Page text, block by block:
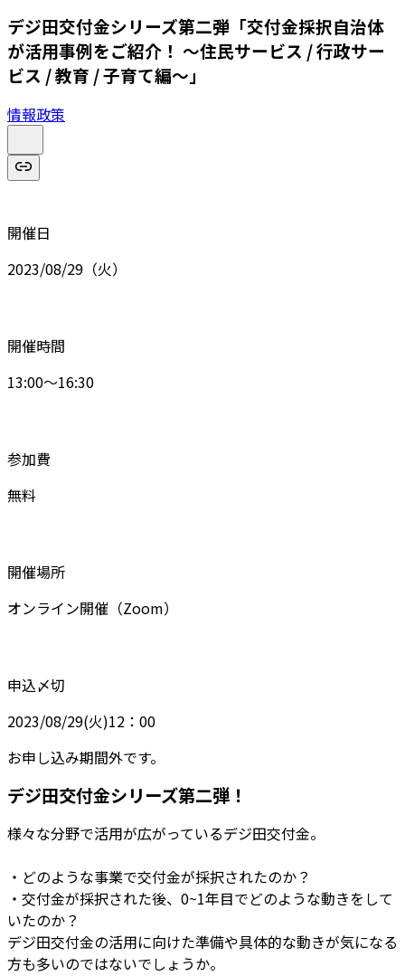
デジ田交付金シリーズ第二弾「交付金採択自治体
が活用事例をご紹介！ ～住民サービス / 行政サー
ビス / 教育 / 子育て編～」
情報政策
開催日
2023/08/29（火）
開催時間
13:00～16:30
参加費
無料
開催場所
オンライン開催（Zoom）
申込〆切
2023/08/29(火)12：00
お申し込み期間外です。
デジ田交付金シリーズ第二弾！
様々な分野で活用が広がっているデジ田交付金。
・どのような事業で交付金が採択されたのか？
・交付金が採択された後、0~1年目でどのような動きをして
いたのか？
デジ田交付金の活用に向けた準備や具体的な動きが気になる
方も多いのではないでしょうか。